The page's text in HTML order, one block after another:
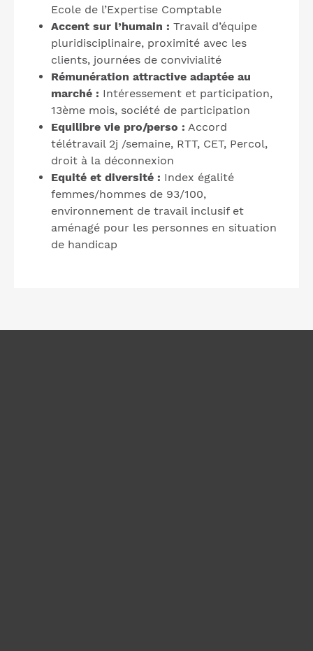
Ecole de l’Expertise Comptable
Accent sur l’humain : Travail d’équipe
pluridisciplinaire, proximité avec les
clients, journées de convivialité
Rémunération attractive adaptée au
marché : Intéressement et participation,
13ème mois, société de participation
Equilibre vie pro/perso : Accord
télétravail 2j /semaine, RTT, CET, Percol,
droit à la déconnexion
Equité et diversité : Index égalité
femmes/hommes de 93/100,
environnement de travail inclusif et
aménagé pour les personnes en situation
de handicap